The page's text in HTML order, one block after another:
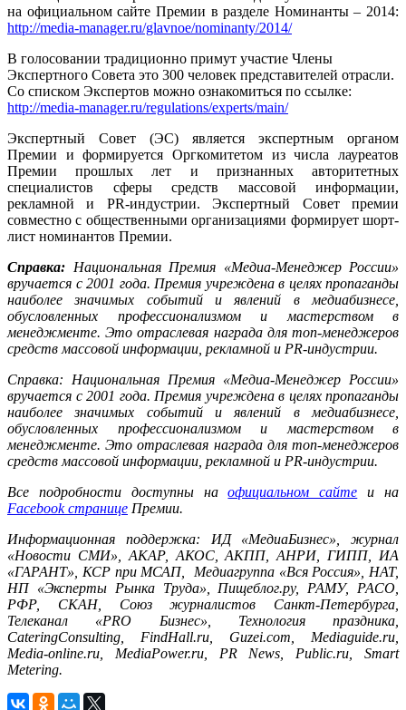
на официальном сайте Премии в разделе Номинанты – 2014:
http://media-manager.ru/glavnoe/nominanty/2014/
В голосовании традиционно примут участие Члены
Экспертного Совета это 300 человек представителей отрасли.
Со списком Экспертов можно ознакомиться по ссылке:
http://media-manager.ru/regulations/experts/main/
Экспертный Совет (ЭС) является экспертным органом
Премии и формируется Оргкомитетом из числа лауреатов
Премии прошлых лет и признанных авторитетных
специалистов сферы средств массовой информации,
рекламной и PR-индустрии. Экспертный Совет премии
совместно с общественными организациями формирует шорт-
лист номинантов Премии.
Справка: Национальная Премия «Медиа-Менеджер России»
вручается с 2001 года. Премия учреждена в целях пропаганды
наиболее значимых событий и явлений в медиабизнесе,
обусловленных профессионализмом и мастерством в
менеджменте. Это отраслевая награда для топ-менеджеров
средств массовой информации, рекламной и PR-индустрии.
Справка: Национальная Премия «Медиа-Менеджер России»
вручается с 2001 года. Премия учреждена в целях пропаганды
наиболее значимых событий и явлений в медиабизнесе,
обусловленных профессионализмом и мастерством в
менеджменте. Это отраслевая награда для топ-менеджеров
средств массовой информации, рекламной и PR-индустрии.
Все подробности доступны наофициальном сайте
и на
Facebook странице Премии.
Информационная поддержка: ИД «МедиаБизнес», журнал
«Новости СМИ», АКАР, АКОС, АКПП, АНРИ, ГИПП, ИА
«ГАРАНТ», КСР при МСАП, Медиагруппа «Вся Россия», НАТ,
НП «Эксперты Рынка Труда», Пищеблог.ру, РАМУ, РАСО,
РФР, СКАН, Союз журналистов Санкт-Петербурга,
Телеканал «PRO Бизнес», Технология праздника,
CateringConsulting, FindHall.ru, Guzei.com, Mediaguide.ru,
Media-online.ru, MediaPower.ru, PR News, Public.ru, Smart
Metering.